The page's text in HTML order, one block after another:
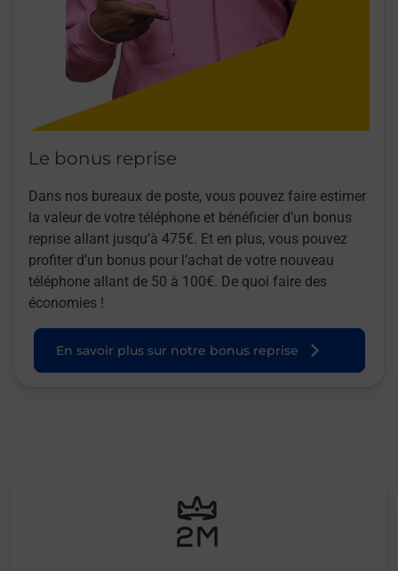
Le bonus reprise
Dans nos bureaux de poste, vous pouvez faire estimer
la valeur de votre téléphone et bénéficier d’un bonus
reprise allant jusqu’à 475€. Et en plus, vous pouvez
profiter d’un bonus pour l’achat de votre nouveau
téléphone allant de 50 à 100€. De quoi faire des
économies !
En savoir plus sur notre bonus reprise